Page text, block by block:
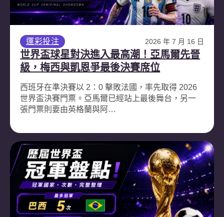
運彩投注 2026 年 7 月 16 日
世界盃球星對決進入最高潮！亞馬爾先晉
級，梅西與凱恩爭最後決賽席位
西班牙在準決賽以 2：0 擊敗法國，率先取得 2026
世界盃決賽門票。亞馬爾已經站上最後舞台，另一
張門票則要由英格蘭與阿…